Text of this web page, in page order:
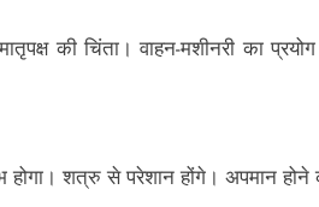
की चिंता। वाहन-मशीनरी का
होगा। शत्रु से परेशान होंगे। अपमान